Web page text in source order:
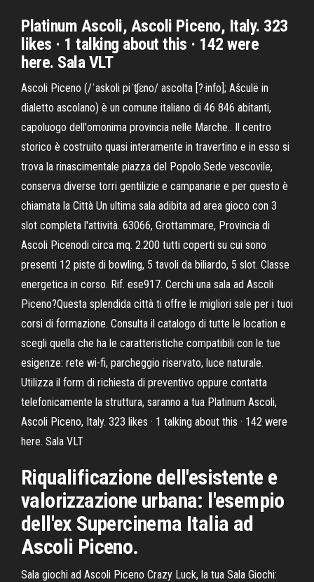
Platinum Ascoli, Ascoli Piceno, Italy. 323
likes · 1 talking about this · 142 were
here. Sala VLT
Ascoli Piceno (/ˈaskoli piˈʧɛno/ ascolta [?·info]; Ašculë in
dialetto ascolano) è un comune italiano di 46 846 abitanti,
capoluogo dell'omonima provincia nelle Marche.. Il centro
storico è costruito quasi interamente in travertino e in esso si
trova la rinascimentale piazza del Popolo.Sede vescovile,
conserva diverse torri gentilizie e campanarie e per questo è
chiamata la Città Un ultima sala adibita ad area gioco con 3
slot completa l'attività. 63066, Grottammare, Provincia di
Ascoli Picenodi circa mq. 2.200 tutti coperti su cui sono
presenti 12 piste di bowling, 5 tavoli da biliardo, 5 slot. Classe
energetica in corso. Rif. ese917. Cerchi una sala ad Ascoli
Piceno?Questa splendida città ti offre le migliori sale per i tuoi
corsi di formazione. Consulta il catalogo di tutte le location e
scegli quella che ha le caratteristiche compatibili con le tue
esigenze: rete wi-fi, parcheggio riservato, luce naturale.
Utilizza il form di richiesta di preventivo oppure contatta
telefonicamente la struttura, saranno a tua Platinum Ascoli,
Ascoli Piceno, Italy. 323 likes · 1 talking about this · 142 were
here. Sala VLT
Riqualificazione dell'esistente e
valorizzazione urbana: l'esempio
dell'ex Supercinema Italia ad
Ascoli Piceno.
Sala giochi ad Ascoli Piceno Crazy Luck, la tua Sala Giochi: